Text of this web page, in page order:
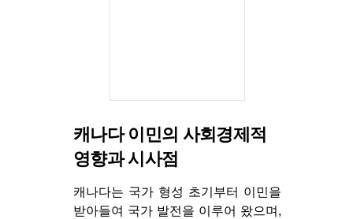
캐나다 이민의 사회경제적
영향과 시사점
캐나다는 국가 형성 초기부터 이민을
받아들여 국가 발전을 이루어 왔으며,